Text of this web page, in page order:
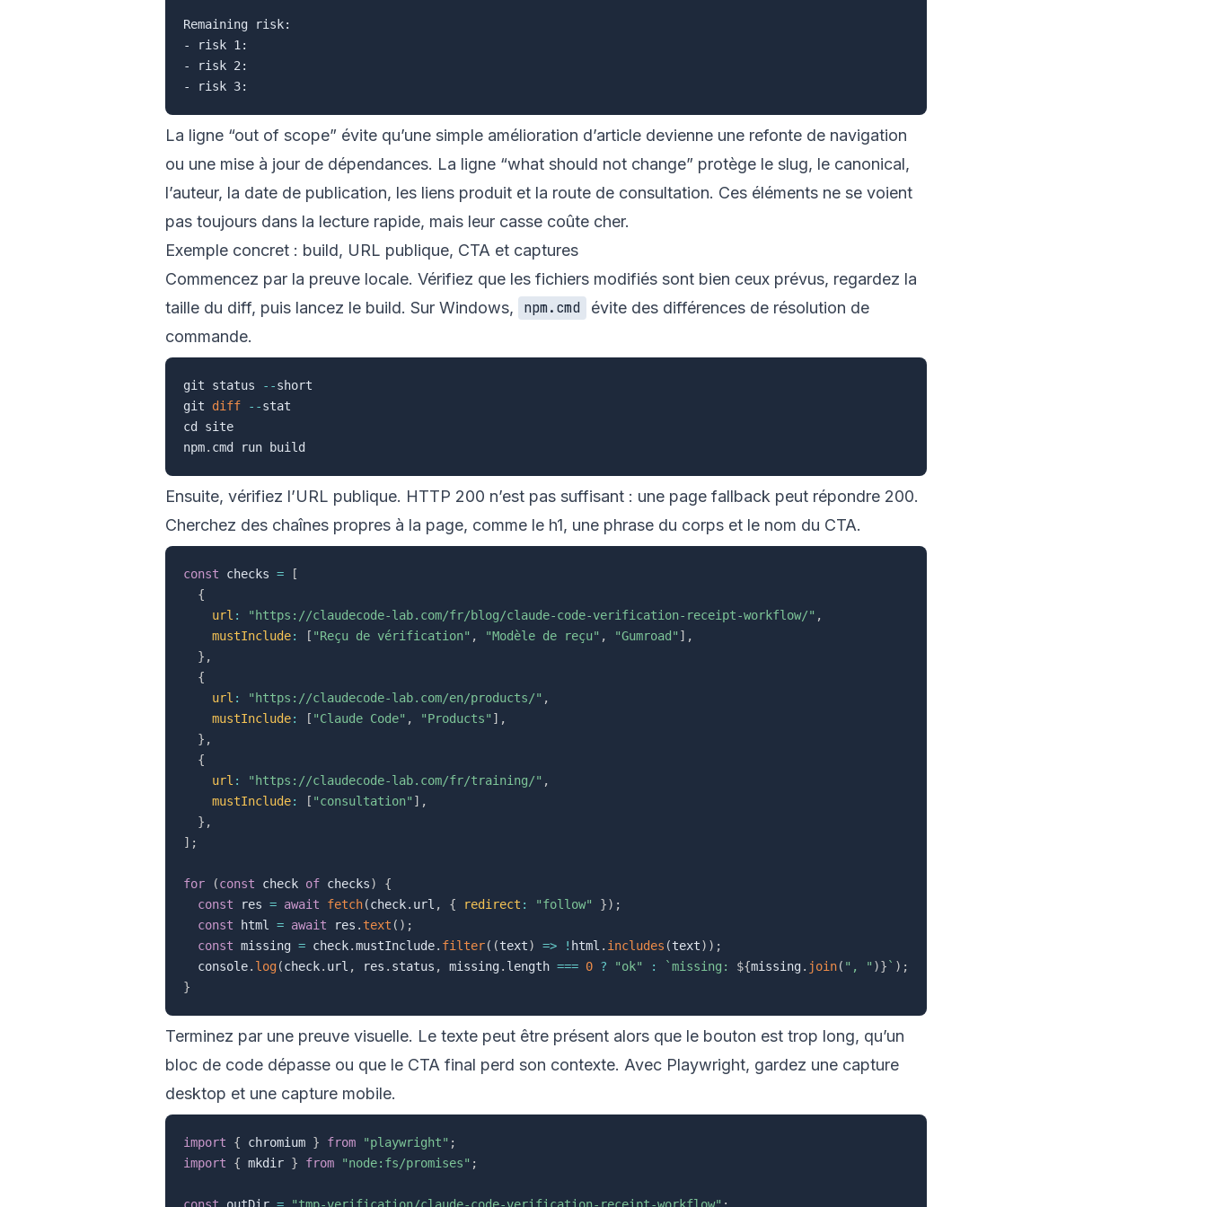
Remaining risk:
- risk 1:
- risk 2:
La ligne “out of scope” évite qu’une simple amélioration d’article devienne une refonte de navigation
ou une mise à jour de dépendances. La ligne “what should not change” protège le slug, le canonical,
l’auteur, la date de publication, les liens produit et la route de consultation. Ces éléments ne se voient
pas toujours dans la lecture rapide, mais leur casse coûte cher.
Exemple concret : build, URL publique, CTA et captures
Commencez par la preuve locale. Vérifiez que les fichiers modifiés sont bien ceux prévus, regardez la
taille du diff, puis lancez le build. Sur Windows,
npm.cmd
évite des différences de résolution de
commande.
git status --short
git diff --stat
cd site
npm.
Ensuite, vérifiez l’URL publique. HTTP 200 n’est pas suffisant : une page fallback peut répondre 200.
Cherchez des chaînes propres à la page, comme le h1, une phrase du corps et le nom du CTA.
const checks =
[
{
url : "https://claudecode-lab.com/fr/blog/claude-code-verification-receipt-workflow/" ,
mustInclude: [ "Reçu de vérification" , "Modèle de reçu" , "Gumroad" ] ,
} ,
{
url : "https://claudecode-lab.com/en/products/" ,
mustInclude: [ "Claude Code" , "Products" ] ,
} ,
{
url : "https://claudecode-lab.com/fr/training/" ,
mustInclude: [ "consultation" ] ,
} ,
] ;
for (const check of checks)
{
const res = await fetch(check. url , { redirect : "follow" }) ;
const html = await res . text ( ) ;
const missing = check.mustInclude. filter( (text) => ! html . includes (text) ) ;
  console
. log(check. url , res . status , missing. length === 0 ? "ok" : `missing: ${missing. join( ", " )}` ) ;
}
Terminez par une preuve visuelle. Le texte peut être présent alors que le bouton est trop long, qu’un
bloc de code dépasse ou que le CTA final perd son contexte. Avec Playwright, gardez une capture
desktop et une capture mobile.
import { chromium } from "playwright" ;
import
{ mkdir } from "node:fs/promises" ;
const outDir = "tmp-verification/claude-code-verification-receipt-workflow" ;